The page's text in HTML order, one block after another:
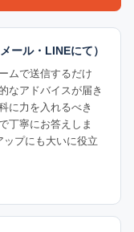
ール・LINEにて）
ムで送信するだけ
なアドバイスが届き
に力を入れるべき
丁寧にお答えしま
プにも大いに役立